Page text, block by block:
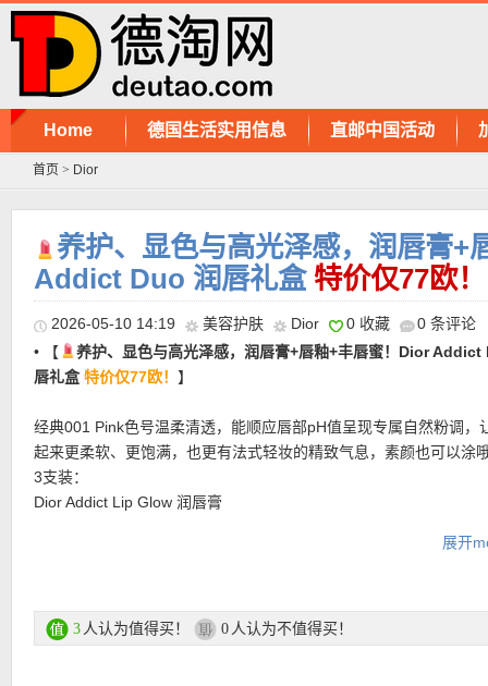
Home 德国生活实用信息 直邮中国活动
首页 > Dior
养护、显色与高光泽感，润唇膏+
Addict Duo 润唇礼盒 特价仅77欧！
2026-05-10 14:19 美容护肤 Dior 0 收藏
0 条评论
• 【
养护、显色与高光泽感，润唇膏+唇釉+丰唇蜜！Dior Addict
唇礼盒 特价仅77欧！ 】
经典001 Pink色号温柔清透，能顺应唇部pH值呈现专属自然粉调，
起来更柔软、更饱满，也更有法式轻妆的精致气息，素颜也可以涂
3支装：
Dior Addict Lip Glow 润唇膏
桃油与乳木果油。上唇后带来 48 小时保湿护理感，帮助缓解干燥
Dior 标志性高光泽唇油，质地包裹双唇，形成镜面般的亮泽薄膜。
展开
3 人认为值得买！ 0 人认为不值得买！